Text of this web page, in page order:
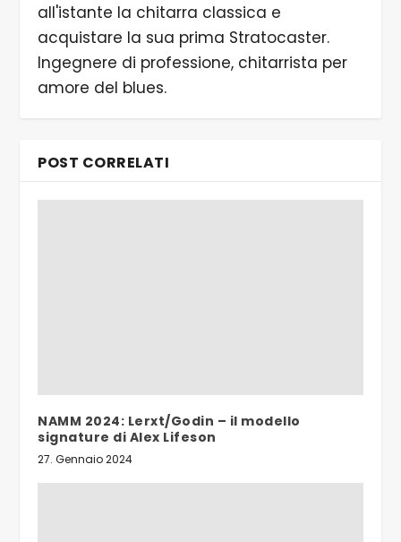
all'istante la chitarra classica e
acquistare la sua prima Stratocaster.
Ingegnere di professione, chitarrista per
amore del blues.
POST CORRELATI
NAMM 2024: Lerxt/Godin – il modello
signature di Alex Lifeson
27. Gennaio 2024